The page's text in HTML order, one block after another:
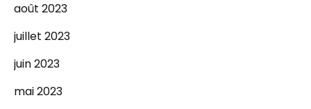
août 2023
juillet 2023
juin 2023
mai 2023